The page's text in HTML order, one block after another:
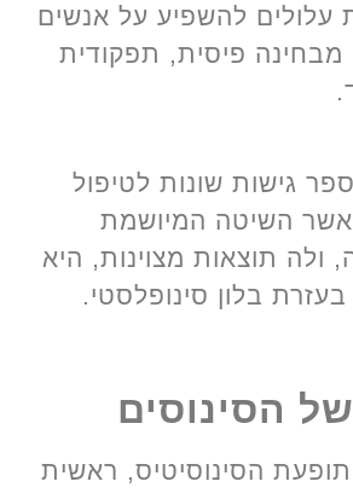
עלולים להשפיע על אנשים
מבחינה פיסית, תפקודית
גישות שונות לטיפול
השיטה המיושמת
ולה תוצאות מצוינות, היא
בעזרת בלון סינופלסטי.
הסינוסים
הסינוסיטיס, ראשית